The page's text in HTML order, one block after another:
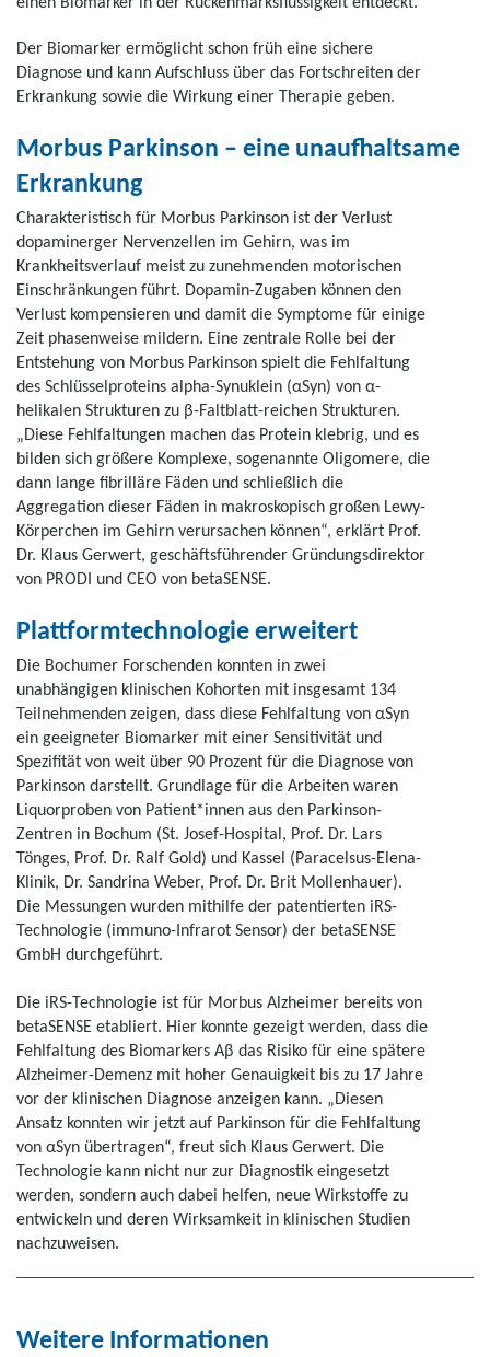
Der Biomarker ermöglicht schon früh eine sichere
Diagnose und kann Aufschluss über das Fortschreiten der
Erkrankung sowie die Wirkung einer Therapie geben.
Morbus Parkinson – eine unaufhaltsame
Erkrankung
Charakteristisch für Morbus Parkinson ist der Verlust
dopaminerger Nervenzellen im Gehirn, was im
Krankheitsverlauf meist zu zunehmenden motorischen
Einschränkungen führt. Dopamin-Zugaben können den
Verlust kompensieren und damit die Symptome für einige
Zeit phasenweise mildern. Eine zentrale Rolle bei der
Entstehung von Morbus Parkinson spielt die Fehlfaltung
des Schlüsselproteins alpha-Synuklein (αSyn) von α-
helikalen Strukturen zu β-Faltblatt-reichen Strukturen.
„Diese Fehlfaltungen machen das Protein klebrig, und es
bilden sich größere Komplexe, sogenannte Oligomere, die
dann lange fibrilläre Fäden und schließlich die
Aggregation dieser Fäden in makroskopisch großen Lewy-
Körperchen im Gehirn verursachen können“, erklärt Prof.
Dr. Klaus Gerwert, geschäftsführender Gründungsdirektor
von PRODI und CEO von betaSENSE.
Plattformtechnologie erweitert
Die Bochumer Forschenden konnten in zwei
unabhängigen klinischen Kohorten mit insgesamt 134
Teilnehmenden zeigen, dass diese Fehlfaltung von αSyn
ein geeigneter Biomarker mit einer Sensitivität und
Spezifität von weit über 90 Prozent für die Diagnose von
Parkinson darstellt. Grundlage für die Arbeiten waren
Liquorproben von Patient*innen aus den Parkinson-
Zentren in Bochum (St. Josef-Hospital, Prof. Dr. Lars
Tönges, Prof. Dr. Ralf Gold) und Kassel (Paracelsus-Elena-
Klinik, Dr. Sandrina Weber, Prof. Dr. Brit Mollenhauer).
Die Messungen wurden mithilfe der patentierten iRS-
Technologie (immuno-Infrarot Sensor) der betaSENSE
GmbH durchgeführt.
Die iRS-Technologie ist für Morbus Alzheimer bereits von
betaSENSE etabliert. Hier konnte gezeigt werden, dass die
Fehlfaltung des Biomarkers Aβ das Risiko für eine spätere
Alzheimer-Demenz mit hoher Genauigkeit bis zu 17 Jahre
vor der klinischen Diagnose anzeigen kann. „Diesen
Ansatz konnten wir jetzt auf Parkinson für die Fehlfaltung
von αSyn übertragen“, freut sich Klaus Gerwert. Die
Technologie kann nicht nur zur Diagnostik eingesetzt
werden, sondern auch dabei helfen, neue Wirkstoffe zu
entwickeln und deren Wirksamkeit in klinischen Studien
nachzuweisen.
Weitere Informationen